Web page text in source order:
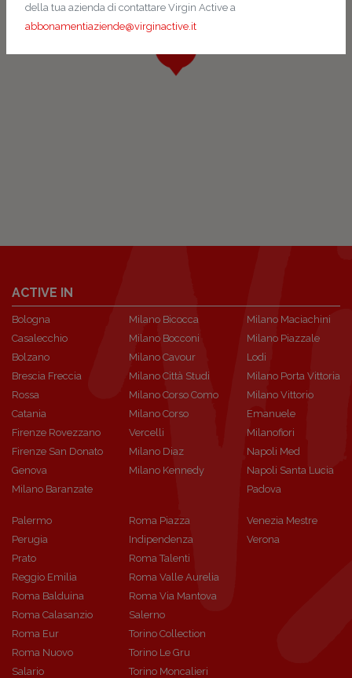
della tua azienda di contattare Virgin Active a
abbonamentiaziende@virginactive.it
ACTIVE IN
Bologna
Casalecchio
Bolzano
Brescia Freccia
Rossa
Catania
Firenze Rovezzano
Firenze San Donato
Genova
Milano Baranzate
Milano Bicocca
Milano Bocconi
Milano Cavour
Milano Città Studi
Milano Corso Como
Milano Corso
Vercelli
Milano Diaz
Milano Kennedy
Milano Maciachini
Milano Piazzale
Lodi
Milano Porta Vittoria
Milano Vittorio
Emanuele
Milanofiori
Napoli Med
Napoli Santa Lucia
Padova
Palermo
Perugia
Prato
Reggio Emilia
Roma Balduina
Roma Calasanzio
Roma Eur
Roma Nuovo
Salario
Roma Piazza
Indipendenza
Roma Talenti
Roma Valle Aurelia
Roma Via Mantova
Salerno
Torino Collection
Torino Le Gru
Torino Moncalieri
Venezia Mestre
Verona